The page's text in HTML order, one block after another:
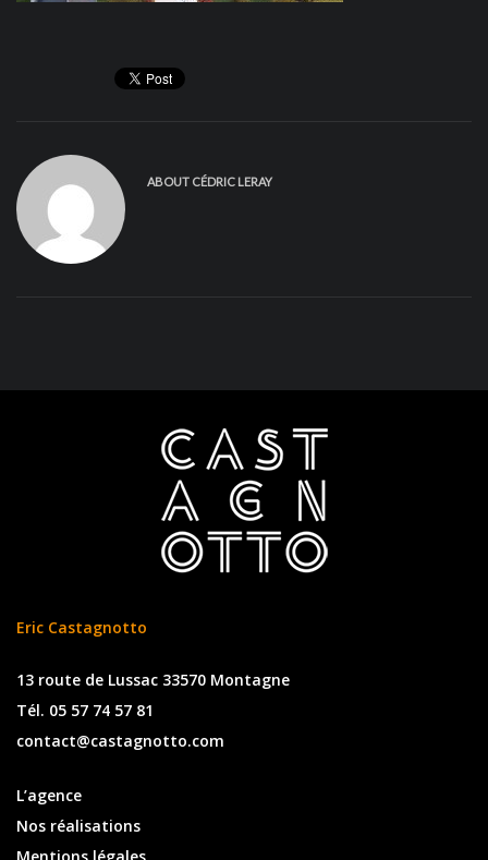
ABOUT CÉDRIC LERAY
Eric Castagnotto
13 route de Lussac 33570 Montagne
Tél. 05 57 74 57 81
contact@castagnotto.com
L’agence
Nos réalisations